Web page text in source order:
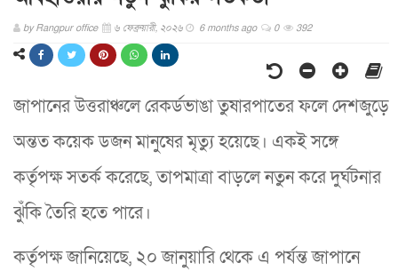
byRangpur office ৬ ফেব্রুয়ারী, ২০২৬ 6 months ago 0 392
জাপানের উত্তরাঞ্চলে রেকর্ডভাঙা তুষারপাতের ফলে দেশজুড়ে
অন্তত কয়েক ডজন মানুষের মৃত্যু হয়েছে। একই সঙ্গে
কর্তৃপক্ষ সতর্ক করেছে, তাপমাত্রা বাড়লে নতুন করে দুর্ঘটনার
ঝুঁকি তৈরি হতে পারে।
কর্তৃপক্ষ জানিয়েছে, ২০ জানুয়ারি থেকে এ পর্যন্ত জাপানে